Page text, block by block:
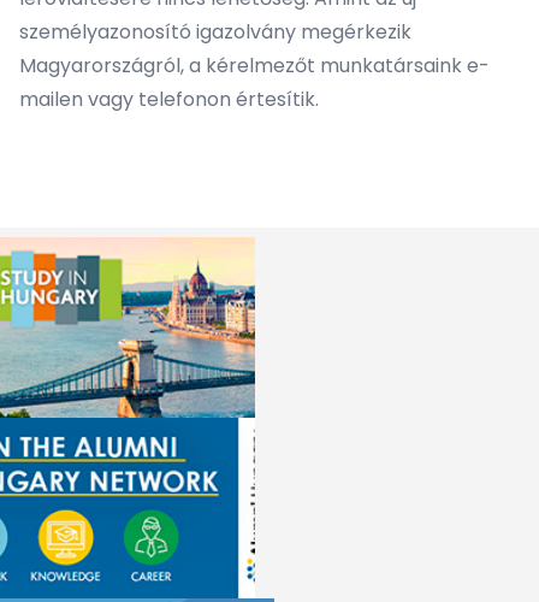
személyazonosító igazolvány megérkezik
Magyarországról, a kérelmezőt munkatársaink e-
mailen vagy telefonon értesítik.